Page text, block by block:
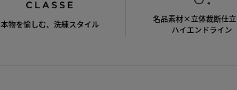
本物を愉しむ、洗練スタイル
名品素材×立体裁断仕
ハイエンドライン